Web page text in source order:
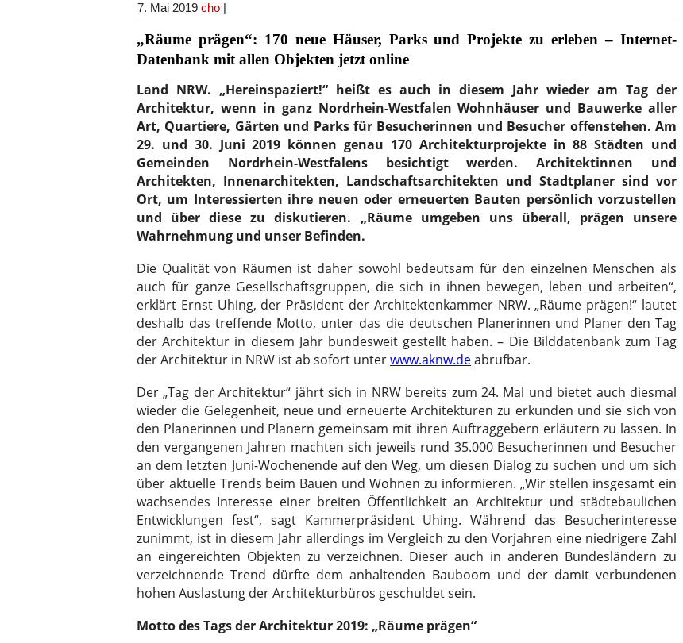
7. Mai 2019 cho |
„Räume prägen“: 170 neue Häuser, Parks und Projekte zu erleben – Internet-
Datenbank mit allen Objekten jetzt online
Land NRW. „Hereinspaziert!“ heißt es auch in diesem Jahr wieder am Tag der
Architektur, wenn in ganz Nordrhein-Westfalen Wohnhäuser und Bauwerke aller
Art, Quartiere, Gärten und Parks für Besucherinnen und Besucher offenstehen. Am
29. und 30. Juni 2019 können genau 170 Architekturprojekte in 88 Städten und
Gemeinden Nordrhein-Westfalens besichtigt werden. Architektinnen und
Architekten, Innenarchitekten, Landschaftsarchitekten und Stadtplaner sind vor
Ort, um Interessierten ihre neuen oder erneuerten Bauten persönlich vorzustellen
und über diese zu diskutieren. „Räume umgeben uns überall, prägen unsere
Wahrnehmung und unser Befinden.
Die Qualität von Räumen ist daher sowohl bedeutsam für den einzelnen Menschen als
auch für ganze Gesellschaftsgruppen, die sich in ihnen bewegen, leben und arbeiten“,
erklärt Ernst Uhing, der Präsident der Architektenkammer NRW. „Räume prägen!“ lautet
deshalb das treffende Motto, unter das die deutschen Planerinnen und Planer den Tag
der Architektur in diesem Jahr bundesweit gestellt haben. – Die Bilddatenbank zum Tag
der Architektur in NRW ist ab sofort unterwww.aknw.deabrufbar.
Der „Tag der Architektur“ jährt sich in NRW bereits zum 24. Mal und bietet auch diesmal
wieder die Gelegenheit, neue und erneuerte Architekturen zu erkunden und sie sich von
den Planerinnen und Planern gemeinsam mit ihren Auftraggebern erläutern zu lassen. In
den vergangenen Jahren machten sich jeweils rund 35.000 Besucherinnen und Besucher
an dem letzten Juni-Wochenende auf den Weg, um diesen Dialog zu suchen und um sich
über aktuelle Trends beim Bauen und Wohnen zu informieren. „Wir stellen insgesamt ein
wachsendes Interesse einer breiten Öffentlichkeit an Architektur und städtebaulichen
Entwicklungen fest“, sagt Kammerpräsident Uhing. Während das Besucherinteresse
zunimmt, ist in diesem Jahr allerdings im Vergleich zu den Vorjahren eine niedrigere Zahl
an eingereichten Objekten zu verzeichnen. Dieser auch in anderen Bundesländern zu
verzeichnende Trend dürfte dem anhaltenden Bauboom und der damit verbundenen
hohen Auslastung der Architekturbüros geschuldet sein.
Motto des Tags der Architektur 2019: „Räume prägen“